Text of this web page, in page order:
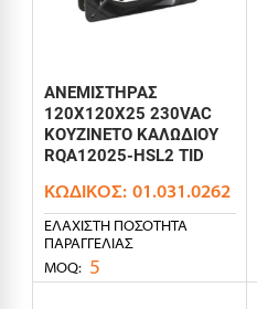
ΑΝΕΜΙΣΤΗΡΑΣ
120X120X25 230VAC
ΚΟΥΖΙΝΕΤΟ ΚΑΛΩΔΙΟΥ
RQA12025-HSL2 TID
ΚΩΔΙΚΌΣ: 01.031.0262
ΕΛΆΧΙΣΤΗ ΠΟΣΌΤΗΤΑ
ΠΑΡΑΓΓΕΛΊΑΣ
MOQ: 5